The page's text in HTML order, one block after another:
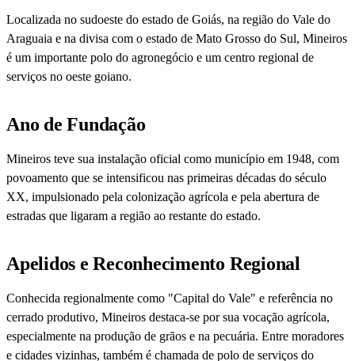
Localizada no sudoeste do estado de Goiás, na região do Vale do
Araguaia e na divisa com o estado de Mato Grosso do Sul, Mineiros
é um importante polo do agronegócio e um centro regional de
serviços no oeste goiano.
Ano de Fundação
Mineiros teve sua instalação oficial como município em 1948, com
povoamento que se intensificou nas primeiras décadas do século
XX, impulsionado pela colonização agrícola e pela abertura de
estradas que ligaram a região ao restante do estado.
Apelidos e Reconhecimento Regional
Conhecida regionalmente como "Capital do Vale" e referência no
cerrado produtivo, Mineiros destaca-se por sua vocação agrícola,
especialmente na produção de grãos e na pecuária. Entre moradores
e cidades vizinhas, também é chamada de polo de serviços do